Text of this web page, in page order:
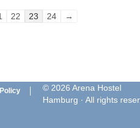
22 23 24 →
© 2026 Arena Hostel
Hamburg · All rights